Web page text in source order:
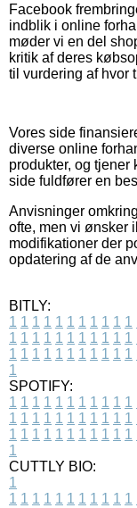
Facebook
indblik i online
møder vi en del
kritik af deres
til vurdering af hvor
Vores side
diverse online
produkter, og tjener
side fuldfører en
Anvisninger
ofte, men vi ønsker
modifikationer der
opdatering af de
BITLY:
1 1 1 1 1 1 1 1 1 1 1
1 1 1 1 1 1 1 1 1 1 1
1 1 1 1 1 1 1 1 1 1 1
1
SPOTIFY:
1 1 1 1 1 1 1 1 1 1 1
1 1 1 1 1 1 1 1 1 1 1
1 1 1 1 1 1 1 1 1 1 1
1
CUTTLY BIO:
1
1 1 1 1 1 1 1 1 1 1 1